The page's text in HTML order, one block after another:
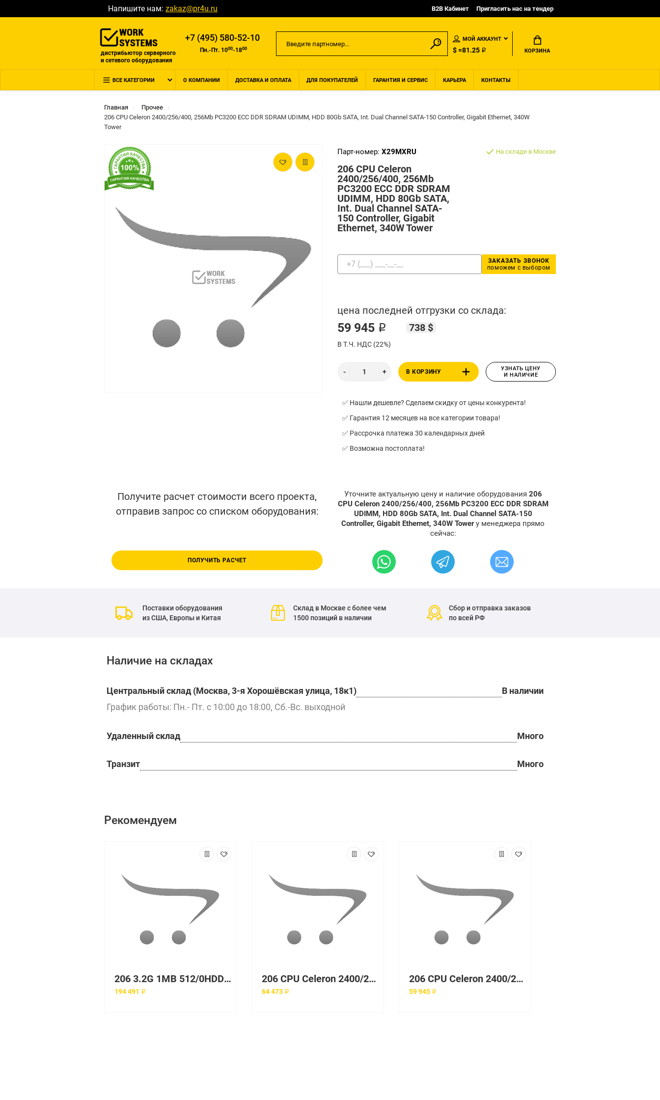
Напишите нам: zakaz@pr4u.ru B2B Кабинет Пригласить нас на тендер
дистрибьютор серверного
и сетевого оборудования
+7 (495) 580-52-10
Пн.-Пт. 1000-1800
МОЙ АККАУНТ
$ =81.25 ₽ КОРЗИНА
ВСЕ КАТЕГОРИИ О КОМПАНИИ ДОСТАВКА И ОПЛАТА ДЛЯ ПОКУПАТЕЛЕЙ ГАРАНТИЯ И СЕРВИС КАРЬЕРА КОНТАКТЫ
Главная
Прочее
206 CPU Celeron 2400/256/400, 256Mb PC3200 ECC DDR SDRAM UDIMM, HDD 80Gb SATA, Int. Dual Channel SATA-150 Controller, Gigabit Ethernet, 340W
Tower
Парт-номер: X29MXRU
206 CPU Celeron
2400/256/400, 256Mb
PC3200 ECC DDR SDRAM
UDIMM, HDD 80Gb SATA,
Int. Dual Channel SATA-
150 Controller, Gigabit
Ethernet, 340W Tower
На складе в Москве
ЗАКАЗАТЬ ЗВОНОК
поможем с выбором
цена последней отгрузки со склада:
59 945 ₽ 738 $
В Т.Ч. НДС (22%)
В КОРЗИНУ
УЗНАТЬ ЦЕНУ
И НАЛИЧИЕ
✅ Нашли дешевле? Сделаем скидку от цены конкурента!
✅ Гарантия 12 месяцев на все категории товара!
✅ Рассрочка платежа 30 календарных дней
✅ Возможна постоплата!
Получите расчет стоимости всего проекта,
отправив запрос со списком оборудования:
ПОЛУЧИТЬ РАСЧЕТ
Уточните актуальную цену и наличие оборудования 206
CPU Celeron 2400/256/400, 256Mb PC3200 ECC DDR SDRAM
UDIMM, HDD 80Gb SATA, Int. Dual Channel SATA-150
Controller, Gigabit Ethernet, 340W Towerу менеджера прямо
сейчас:
Поставки оборудования
из США, Европы и Китая
Склад в Москве с более чем
1500 позиций в наличии
Сбор и отправка заказов
по всей РФ
Наличие на складах
Центральный склад (Москва, 3-я Хорошёвская улица, 18к1)
В наличии
График работы: Пн.- Пт. с 10:00 до 18:00, Сб.-Вс. выходной
Удаленный склад Много
Транзит Много
Рекомендуем
206 3.2G 1MB 512/0HDD S (1 x Pentium 4 with EM64T 3.20, 512MB, 1x160GB Int. Serial ATA, Mini tower, MS Storage Server 2003 - Non-Cluster - (1) Express w/HardwareRAID) MTM 8487-61Y
194 491 ₽
206 CPU Celeron 2400/256/400, 512Mb PC3200 ECC DDR SDRAM UDIMM, HDD 80Gb SATA, Int. Dual Channel SATA-150 Controller, Gigabit Ethernet, 340W Tower
64 473 ₽
206 CPU Celeron 2400/256/800, 512Mb PC3200 ECC DDR SDRAM UDIMM, HDD 80Gb SATA, Int. Dual Channel SATA-150 Controller, Gigabit Ethernet, 340W Tower
59 945 ₽